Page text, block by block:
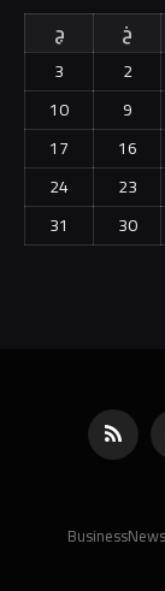
خ
ج
2
3
9
10
16
17
23
24
30
31
RSS